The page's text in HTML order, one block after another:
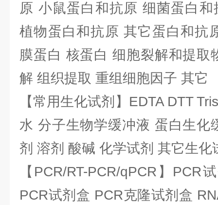
原 小鼠蛋白和抗原 细菌蛋白
植物蛋白和抗原 其它蛋白和抗
膜蛋白 核蛋白 细胞裂解和提取
解 组织提取 重组细胞因子 其它
【常用生化试剂】EDTA DTT
水 分子生物学缓冲液 蛋白生化
剂 溶剂 酸碱 化学试剂 其它生化
【PCR/RT-PCR/qPCR】PCR
PCR试剂盒 PCR克隆试剂盒